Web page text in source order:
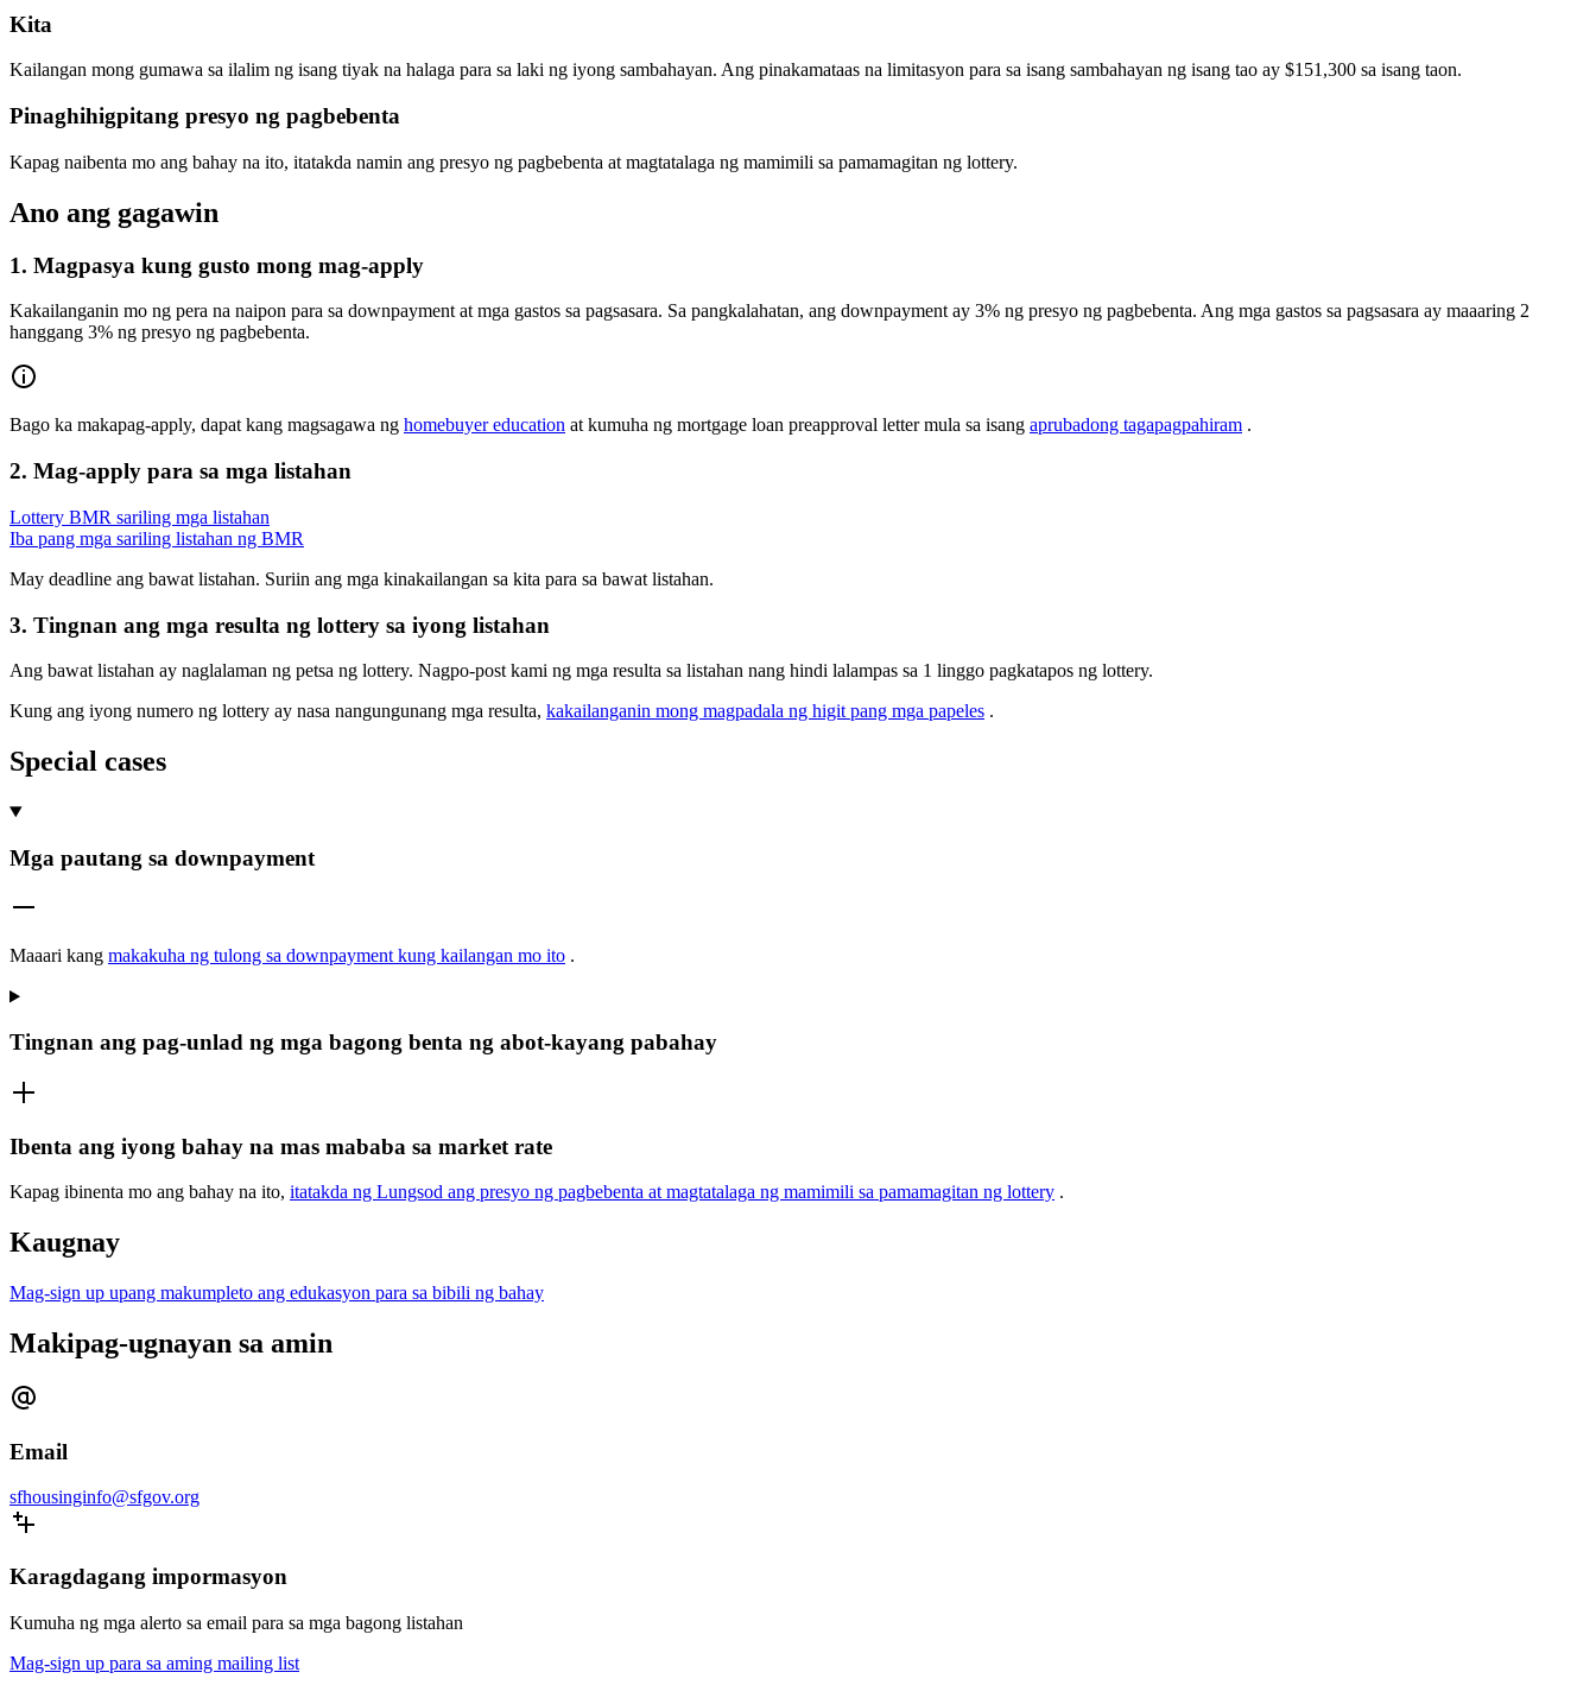
Kita
Kailangan mong gumawa sa ilalim ng isang tiyak na halaga para sa laki ng iyong sambahayan. Ang pinakamataas na limitasyon para sa isang sambahayan ng isang tao ay $151,300 sa isang taon.
Pinaghihigpitang presyo ng pagbebenta
Kapag naibenta mo ang bahay na ito, itatakda namin ang presyo ng pagbebenta at magtatalaga ng mamimili sa pamamagitan ng lottery.
Ano ang gagawin
1. Magpasya kung gusto mong mag-apply
Kakailanganin mo ng pera na naipon para sa downpayment at mga gastos sa pagsasara. Sa pangkalahatan, ang downpayment ay 3% ng presyo ng pagbebenta. Ang mga gastos sa pagsasara ay maaaring 2
hanggang 3% ng presyo ng pagbebenta.
Bago ka makapag-apply, dapat kang magsagawa ng homebuyer education at kumuha ng mortgage loan preapproval letter mula sa isang aprubadong tagapagpahiram .
2. Mag-apply para sa mga listahan
Lottery BMR sariling mga listahan
Iba pang mga sariling listahan ng BMR
May deadline ang bawat listahan. Suriin ang mga kinakailangan sa kita para sa bawat listahan.
3. Tingnan ang mga resulta ng lottery sa iyong listahan
Ang bawat listahan ay naglalaman ng petsa ng lottery. Nagpo-post kami ng mga resulta sa listahan nang hindi lalampas sa 1 linggo pagkatapos ng lottery.
Kung ang iyong numero ng lottery ay nasa nangungunang mga resulta, kakailanganin mong magpadala ng higit pang mga papeles .
Special cases
Mga pautang sa downpayment
Maaari kang makakuha ng tulong sa downpayment kung kailangan mo ito .
Tingnan ang pag-unlad ng mga bagong benta ng abot-kayang pabahay
Ibenta ang iyong bahay na mas mababa sa market rate
Kapag ibinenta mo ang bahay na ito, itatakda ng Lungsod ang presyo ng pagbebenta at magtatalaga ng mamimili sa pamamagitan ng lottery .
Kaugnay
Mag-sign up upang makumpleto ang edukasyon para sa bibili ng bahay
Makipag-ugnayan sa amin
Email
sfhousinginfo@sfgov.org
Karagdagang impormasyon
Kumuha ng mga alerto sa email para sa mga bagong listahan
Mag-sign up para sa aming mailing list